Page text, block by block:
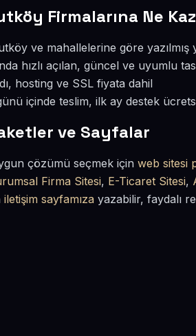
Firmalarına Ne
ve mahallelerine göre yazılmış
hızlı açılan, güncel ve uyumlu
hosting ve SSL fiyata dahil
içinde teslim, ilk ay destek
ve Sayfalar
çözümü seçmek için web sitesi
Firma Sitesi, E-Ticaret Sitesi,
iletişim sayfamıza yazabilir, faydalı